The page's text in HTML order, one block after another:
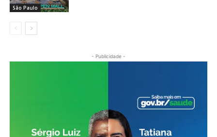
São Paulo
- Publicidade -